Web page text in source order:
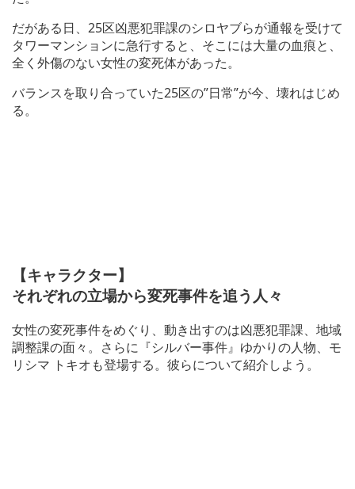
だがある日、25区凶悪犯罪課のシロヤブらが通報を受けて
タワーマンションに急行すると、そこには大量の血痕と、
全く外傷のない女性の変死体があった。
バランスを取り合っていた25区の”日常”が今、壊れはじめ
る。
【キャラクター】
それぞれの立場から変死事件を追う人々
女性の変死事件をめぐり、動き出すのは凶悪犯罪課、地域
調整課の面々。さらに『シルバー事件』ゆかりの人物、モ
リシマ トキオも登場する。彼らについて紹介しよう。